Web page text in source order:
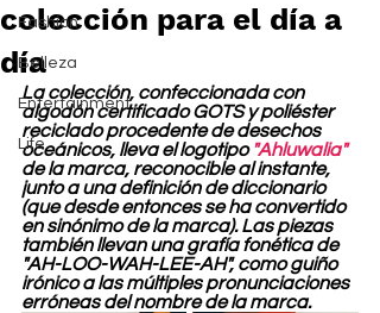
Fashion
Belleza
Entertainment
Life
colección para el día a
día
La colección, confeccionada con
algodón certificado GOTS y poliéster
reciclado procedente de desechos
oceánicos, lleva el logotipo "Ahluwalia"
de la marca, reconocible al instante,
junto a una definición de diccionario
(que desde entonces se ha convertido
en sinónimo de la marca). Las piezas
también llevan una grafía fonética de
"AH-LOO-WAH-LEE-AH", como guiño
irónico a las múltiples pronunciaciones
erróneas del nombre de la marca.